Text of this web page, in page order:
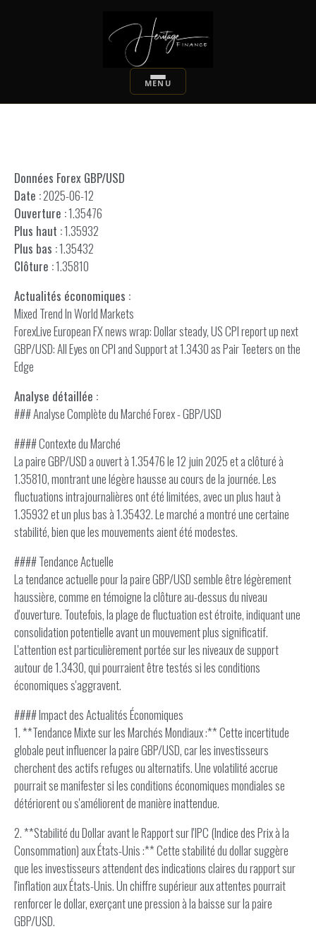
Données Forex GBP/USD
Date :2025-06-12
Ouverture :1.35476
Plus haut :1.35932
Plus bas :1.35432
Clôture :1.35810
Actualités économiques :
Mixed Trend In World Markets
ForexLive European FX news wrap: Dollar steady, US CPI report up next
GBP/USD: All Eyes on CPI and Support at 1.3430 as Pair Teeters on the
Edge
Analyse détaillée :
### Analyse Complète du Marché Forex - GBP/USD
#### Contexte du Marché
La paire GBP/USD a ouvert à 1.35476 le 12 juin 2025 et a clôturé à
1.35810, montrant une légère hausse au cours de la journée. Les
fluctuations intrajournalières ont été limitées, avec un plus haut à
1.35932 et un plus bas à 1.35432. Le marché a montré une certaine
stabilité, bien que les mouvements aient été modestes.
#### Tendance Actuelle
La tendance actuelle pour la paire GBP/USD semble être légèrement
haussière, comme en témoigne la clôture au-dessus du niveau
d'ouverture. Toutefois, la plage de fluctuation est étroite, indiquant une
consolidation potentielle avant un mouvement plus significatif.
L'attention est particulièrement portée sur les niveaux de support
autour de 1.3430, qui pourraient être testés si les conditions
économiques s'aggravent.
#### Impact des Actualités Économiques
1. **Tendance Mixte sur les Marchés Mondiaux :** Cette incertitude
globale peut influencer la paire GBP/USD, car les investisseurs
cherchent des actifs refuges ou alternatifs. Une volatilité accrue
pourrait se manifester si les conditions économiques mondiales se
détériorent ou s'améliorent de manière inattendue.
2. **Stabilité du Dollar avant le Rapport sur l'IPC (Indice des Prix à la
Consommation) aux États-Unis :** Cette stabilité du dollar suggère
que les investisseurs attendent des indications claires du rapport sur
l'inflation aux États-Unis. Un chiffre supérieur aux attentes pourrait
renforcer le dollar, exerçant une pression à la baisse sur la paire
GBP/USD.